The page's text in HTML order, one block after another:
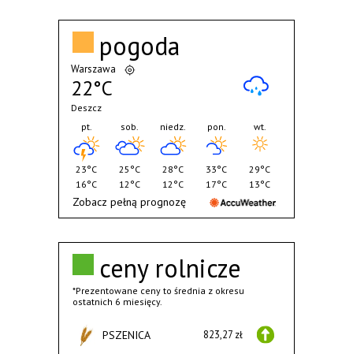
ceny rolnicze
*Prezentowane ceny to średnia z okresu
ostatnich 6 miesięcy.
PSZENICA 823,27 zł
pogoda
Warszawa
22°C
Deszcz
pt.
23°C
16°C
sob.
25°C
12°C
niedz.
28°C
12°C
pon.
33°C
17°C
wt.
29°C
13°C
Zobacz pełną prognozę